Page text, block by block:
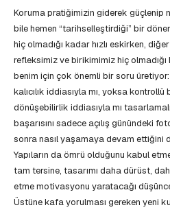
Koruma pratiğimizin giderek güçlenip
bile hemen “tarihselleştirdiği” bir
hiç olmadığı kadar hızlı eskirken,
refleksimiz ve birikimimiz hiç
benim için çok önemli bir soru
kalıcılık iddiasıyla mı, yoksa
dönüşebilirlik iddiasıyla mı
başarısını sadece açılış günündeki
sonra nasıl yaşamaya devam ettiğini
Yapıların da ömrü olduğunu kabul
tam tersine, tasarımı daha dürüst,
etme motivasyonu yaratacağı
Üstüne kafa yorulması gereken yeni